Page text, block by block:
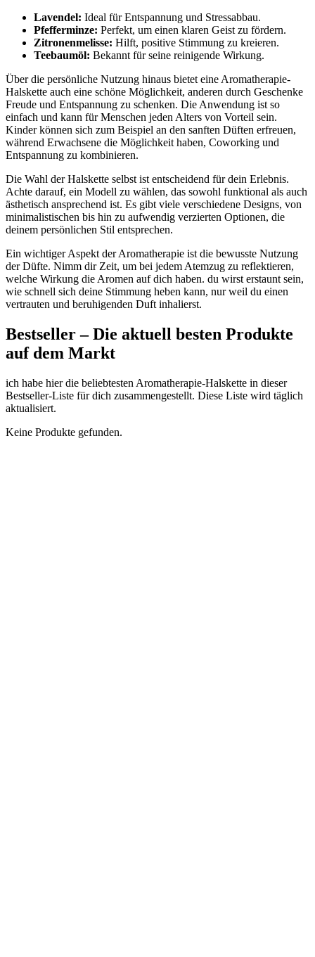
Lavendel: ​Ideal für ⁤Entspannung und Stressabbau.
Pfefferminze: Perfekt, um einen ‌klaren Geist zu fördern.
Zitronenmelisse: Hilft, positive Stimmung zu kreieren.
Teebaumöl: Bekannt für seine reinigende⁣ Wirkung.
Über ‌die persönliche Nutzung hinaus bietet eine Aromatherapie-
Halskette auch eine schöne Möglichkeit, anderen durch Geschenke‍
Freude und Entspannung zu schenken. Die​ Anwendung ist so
einfach und kann für Menschen jeden Alters ⁢von Vorteil sein.
⁣Kinder können sich zum ⁣Beispiel an den sanften Düften erfreuen,
während Erwachsene die Möglichkeit haben, Coworking und
Entspannung⁢ zu kombinieren.
Die⁢ Wahl der Halskette selbst ⁤ist entscheidend für dein Erlebnis.
Achte darauf, ein Modell zu wählen, das sowohl funktional als auch
ästhetisch ​ansprechend‌ ist. Es gibt‌ viele verschiedene Designs,⁢ von
minimalistischen bis hin zu ⁣aufwendig verzierten Optionen, die
deinem persönlichen Stil entsprechen.
Ein wichtiger Aspekt‌ der Aromatherapie ist die bewusste Nutzung
der Düfte. Nimm dir Zeit, um bei jedem Atemzug zu reflektieren,
welche Wirkung die Aromen auf dich haben. du wirst erstaunt sein,
wie schnell sich deine Stimmung heben kann, nur weil du einen
⁢vertrauten und beruhigenden Duft inhalierst.
Bestseller – Die aktuell⁤ besten ⁢Produkte
auf dem Markt
ich habe hier ‌die beliebtesten Aromatherapie-Halskette in dieser
Bestseller-Liste für dich ⁢zusammengestellt. Diese Liste wird täglich
aktualisiert.
Keine Produkte gefunden.